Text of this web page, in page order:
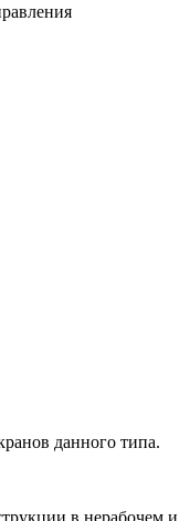
данного типа.